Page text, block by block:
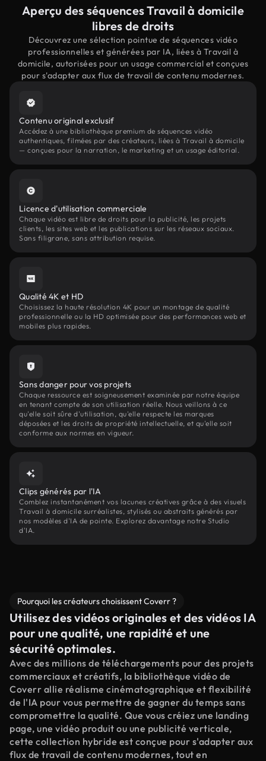
Aperçu des séquences Travail à domicile
libres de droits
Découvrez une sélection pointue de séquences vidéo
professionnelles et générées par IA, liées à Travail à
domicile, autorisées pour un usage commercial et conçues
pour s'adapter aux flux de travail de contenu modernes.
Contenu original exclusif
Accédez à une bibliothèque premium de séquences vidéo
authentiques, filmées par des créateurs, liées à Travail à domicile
— conçues pour la narration, le marketing et un usage éditorial.
Licence d'utilisation commerciale
Chaque vidéo est libre de droits pour la publicité, les projets
clients, les sites web et les publications sur les réseaux sociaux.
Sans filigrane, sans attribution requise.
Qualité 4K et HD
Choisissez la haute résolution 4K pour un montage de qualité
professionnelle ou la HD optimisée pour des performances web et
mobiles plus rapides.
Sans danger pour vos projets
Chaque ressource est soigneusement examinée par notre équipe
en tenant compte de son utilisation réelle. Nous veillons à ce
qu'elle soit sûre d'utilisation, qu'elle respecte les marques
déposées et les droits de propriété intellectuelle, et qu'elle soit
conforme aux normes en vigueur.
Clips générés par l'IA
Comblez instantanément vos lacunes créatives grâce à des visuels
Travail à domicile surréalistes, stylisés ou abstraits générés par
nos modèles d'IA de pointe. Explorez davantage notre Studio
d'IA.
Pourquoi les créateurs choisissent Coverr ?
Utilisez des vidéos originales et des vidéos IA
pour une qualité, une rapidité et une
sécurité optimales.
Avec des millions de téléchargements pour des projets
commerciaux et créatifs, la bibliothèque vidéo de
Coverr allie réalisme cinématographique et flexibilité
de l'IA pour vous permettre de gagner du temps sans
compromettre la qualité. Que vous créiez une landing
page, une vidéo produit ou une publicité verticale,
cette collection hybride est conçue pour s'adapter aux
flux de travail de contenu modernes, tout en